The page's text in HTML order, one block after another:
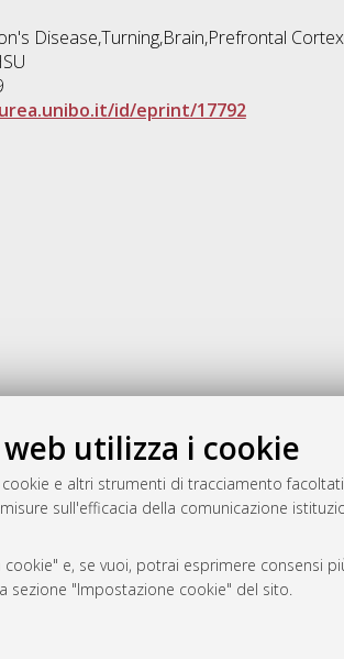
utilizza i cookie
e altri strumenti di tracciamento
sull'efficacia della comunicazione
e, se vuoi, potrai esprimere consensi
sezione "Impostazione cookie" del sito.
Disease,Turning,Brain,Prefrontal
id/eprint/17792
del documento: